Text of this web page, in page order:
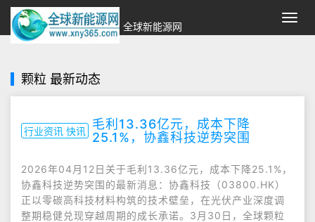
切
换
全球新能源网
颗粒 最新动态
行业资讯 快讯 毛利13.36亿元，成本下降
25.1%，协鑫科技逆势突围
2026年04月12日关于毛利13.36亿元，成本下降25.1%，
协鑫科技逆势突围的最新消息：协鑫科技（03800.HK）
正以零碳高科技材料构筑的技术壁垒，在光伏产业深度调
整期稳健兑现穿越周期的成长承诺。3月30日，全球颗粒